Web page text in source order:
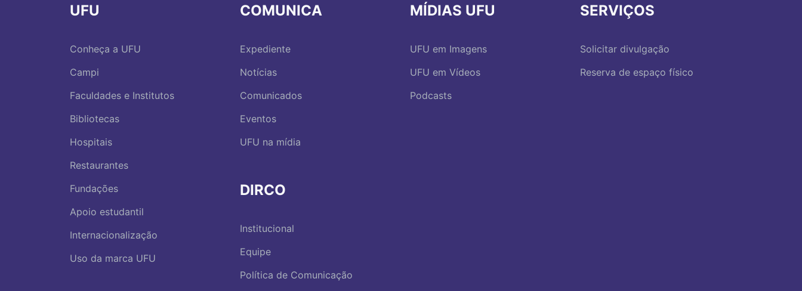
UFU
Conheça a UFU
Campi
Faculdades e Institutos
Bibliotecas
Hospitais
Restaurantes
Fundações
Apoio estudantil
Internacionalização
Uso da marca UFU
COMUNICA
Expediente
Notícias
Comunicados
Eventos
UFU na mídia
DIRCO
Institucional
Equipe
Política de Comunicação
MÍDIAS UFU
UFU em Imagens
UFU em Vídeos
Podcasts
SERVIÇOS
Solicitar divulgação
Reserva de espaço físico